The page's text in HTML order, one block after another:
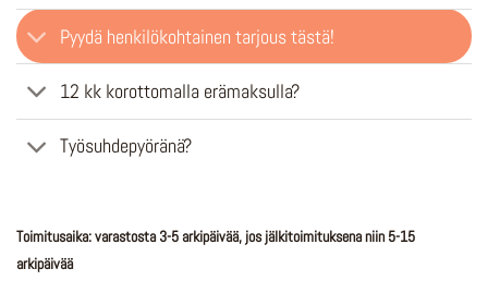
Pyydä henkilökohtainen tarjous tästä!
12 kk korottomalla erämaksulla?
Työsuhdepyöränä?
Toimitusaika: varastosta 3-5 arkipäivää, jos jälkitoimituksena niin 5-15
arkipäivää